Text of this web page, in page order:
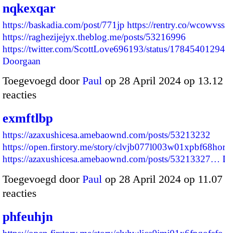
nqkexqar
https://baskadia.com/post/771jp https://rentry.co/
https://raghezijejyx.theblog.me/posts/53216996
https://twitter.com/ScottLove696193/status/
Doorgaan
Toegevoegd door Paul op 28 April 2024 op
reacties
exmftlbp
https://azaxushicesa.amebaownd.com/posts/53213232
https://open.firstory.me/story/
https://azaxushicesa.amebaownd.com/posts/53213327…
Toegevoegd door Paul op 28 April 2024 op
reacties
phfeuhjn